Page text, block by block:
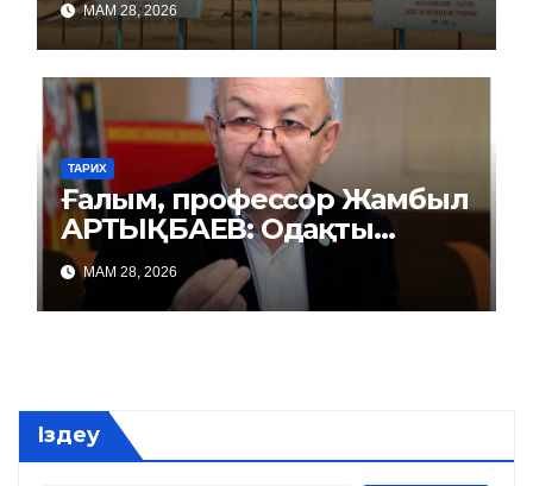
МАМ 28, 2026
ТАРИХ
Ғалым, профессор Жамбыл
АРТЫҚБАЕВ: Одақты
репрессиямен басқарды
МАМ 28, 2026
Іздеу